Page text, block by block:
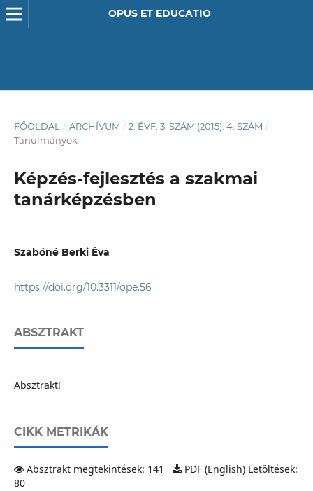
OPUS ET EDUCATIO
FŐOLDAL / ARCHÍVUM / 2. ÉVF. 3. SZÁM (2015): 4. SZÁM /
Tanulmányok
Képzés-fejlesztés a szakmai
tanárképzésben
Szabóné Berki Éva
https://doi.org/10.3311/ope.56
ABSZTRAKT
Absztrakt!
CIKK METRIKÁK
Absztrakt megtekintések: 141
PDF (English) Letöltések:
80